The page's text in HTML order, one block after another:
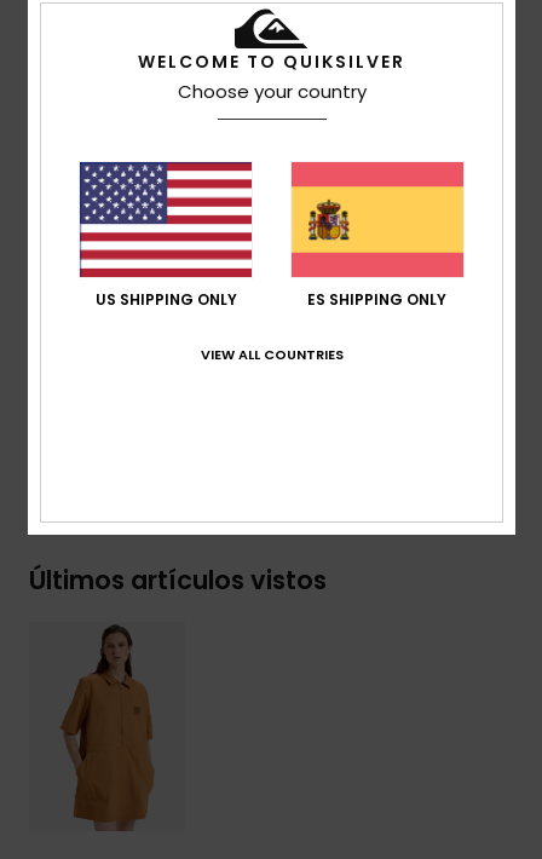
Código de color
Características
Vestido de manga corta
corte:corte extra grande
Cuello:Cuello camisero con cremallera central
Bordado Quiksilver de temporada en el pecho
Canesú en la cintura
Bolsillos de parche en la parte delantera
Últimos artículos vistos
WELCOME TO QUIKSILVER
Choose your country
US SHIPPING ONLY ES SHIPPING ONLY
VIEW ALL COUNTRIES